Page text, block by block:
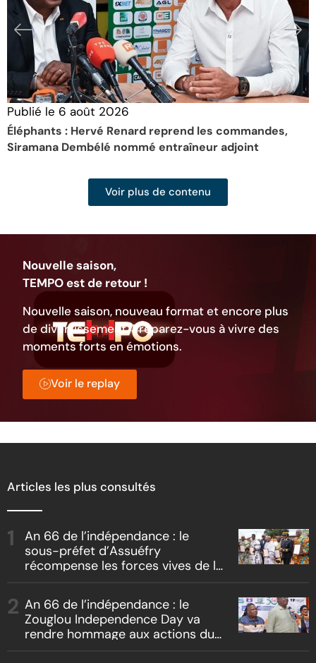
Publié le 6 août 2026
Éléphants : Hervé Renard reprend les commandes,
Siramana Dembélé nommé entraîneur adjoint
Voir plus de contenu
Nouvelle saison,
TEMPO est de retour !
Nouvelle saison, nouveau format et encore plus
de divertissement. Préparez-vous à vivre des
moments forts en émotions.
Voir le replay
Articles les plus consultés
An 66 de l’indépendance : le
sous-préfet d’Assuéfry
récompense les forces vives de la
An 66 de l’indépendance : le
Zouglou Independence Day va
rendre hommage aux actions du